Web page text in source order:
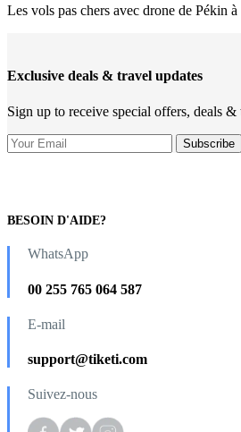
Les vols pas chers avec drone de Pékin
Exclusive deals & travel updates
Sign up to receive special offers, deals
BESOIN D'AIDE?
WhatsApp
00 255 765 064 587
E-mail
support@tiketi.com
Suivez-nous